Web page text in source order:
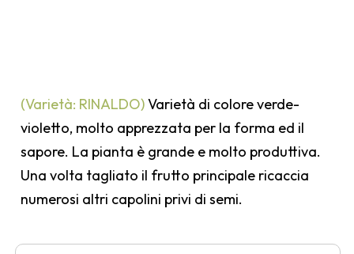
(Varietà: RINALDO)Varietà di colore verde-
violetto, molto apprezzata per la forma ed il
sapore. La pianta è grande e molto produttiva.
Una volta tagliato il frutto principale ricaccia
numerosi altri capolini privi di semi.